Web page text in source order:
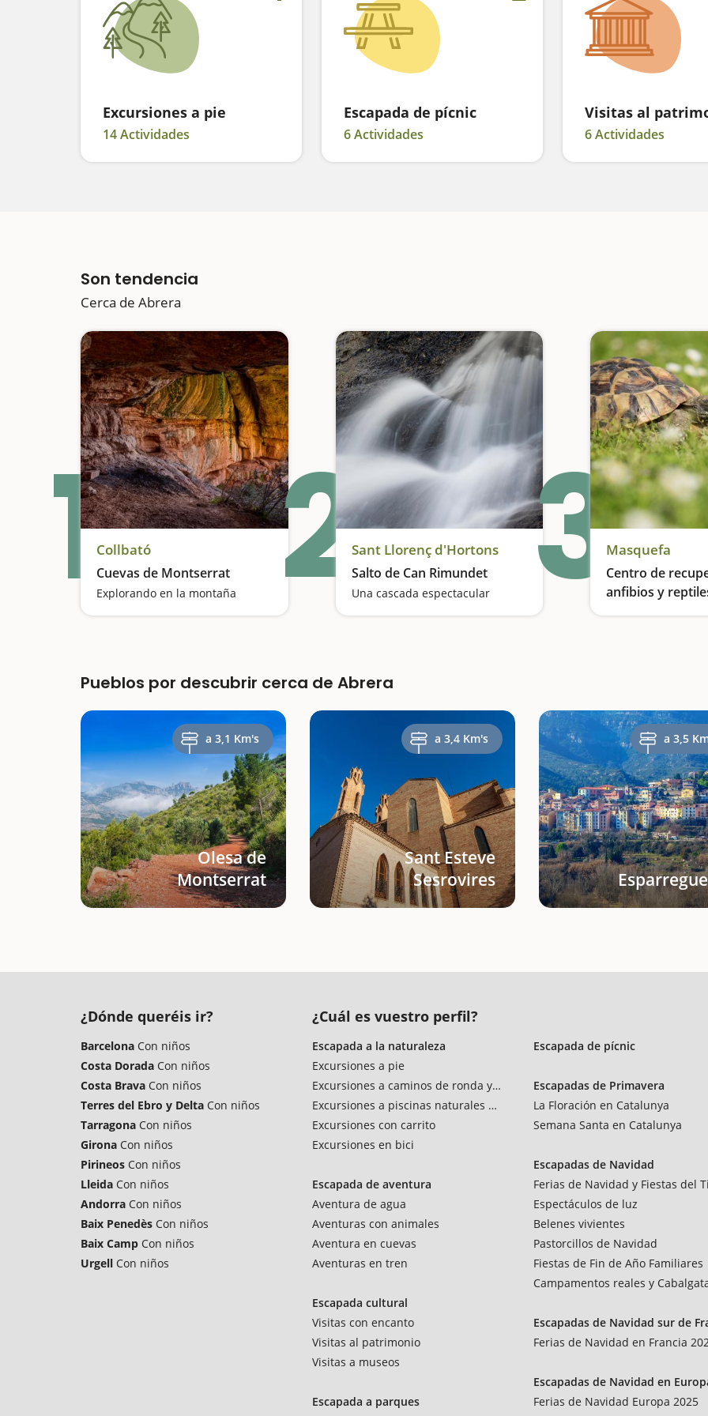
Excursiones a pie
14 Actividades
Escapada de pícnic
6 Actividades
Visitas al
6 Actividades
Son tendencia
Cerca de Abrera
1Collbató
Cuevas de Montserrat
Explorando en la montaña 2Sant Llorenç d'Hortons
Salto de Can Rimundet
Una cascada espectacular 3Masquefa
Centro de
anfibios y
Pueblos por descubrir cerca de Abrera
a 3,1 Km's
Olesa de
Montserrat
a 3,4 Km's
Sant Esteve
Sesrovires
a 3,5
¿Dónde queréis ir?
Barcelona Con niños
Costa Dorada Con niños
Costa Brava Con niños
Terres del Ebro y Delta Con niños
Tarragona Con niños
Girona Con niños
Pirineos Con niños
Lleida Con niños
Andorra Con niños
Baix Penedès Con niños
Baix Camp Con niños
Urgell Con niños
¿Cuál es vuestro perfil?
Escapada a la naturaleza
Excursiones a pie
Excursiones a caminos de ronda y vías verdes
Excursiones a piscinas naturales y rios
Excursiones con carrito
Excursiones en bici
Escapada de aventura
Aventura de agua
Aventuras con animales
Aventura en cuevas
Aventuras en tren
Escapada cultural
Visitas con encanto
Visitas al patrimonio
Visitas a museos
Escapada a parques
Escapada de pícnic
Escapadas de Primavera
La Floración en Catalunya
Semana Santa en Catalunya
Escapadas de Navidad
Ferias de Navidad y Fiestas del
Espectáculos de luz
Belenes vivientes
Pastorcillos de Navidad
Fiestas de Fin de Año Familiares
Campamentos reales y
Escapadas de Navidad sur de
Ferias de Navidad en Francia
Escapadas de Navidad en
Ferias de Navidad Europa 2025